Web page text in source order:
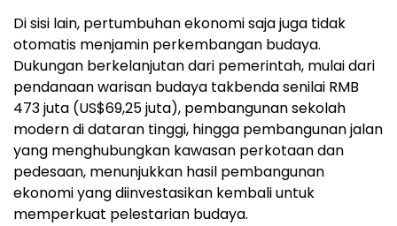
Di sisi lain, pertumbuhan ekonomi saja juga tidak
otomatis menjamin perkembangan budaya.
Dukungan berkelanjutan dari pemerintah, mulai dari
pendanaan warisan budaya takbenda senilai RMB
473 juta (US$69,25 juta), pembangunan sekolah
modern di dataran tinggi, hingga pembangunan jalan
yang menghubungkan kawasan perkotaan dan
pedesaan, menunjukkan hasil pembangunan
ekonomi yang diinvestasikan kembali untuk
memperkuat pelestarian budaya.